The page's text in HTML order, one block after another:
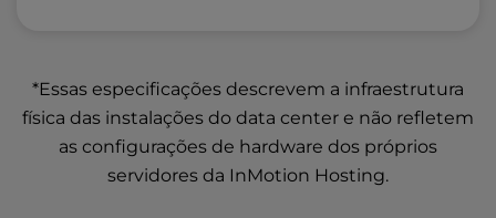
*Essas especificações descrevem a infraestrutura
física das instalações do data center e não refletem
as configurações de hardware dos próprios
servidores da InMotion Hosting.